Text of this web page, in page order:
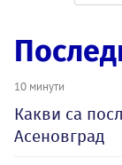
10 минути
Какви са
Асеновград